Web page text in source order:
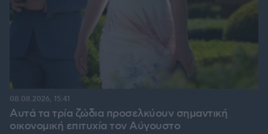
Αυτά τα τρία ζώδια προσελκύουν σημαντική
οικονομική επιτυχία τον Αύγουστο
08.08.2026, 15:41